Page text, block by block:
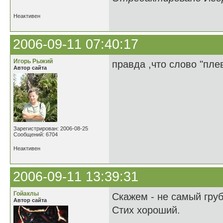
Неактивен
2006-09-11 07:40:17
Игорь Рыжий
Автор сайта
Зарегистрирован: 2006-08-25
Сообщений: 6704
правда ,что слово
Неактивен
2006-09-11 13:39:31
Гойаклы
Автор сайта
Cкажем - не самый
Стих хороший.